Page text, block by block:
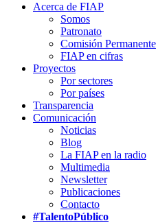
Acerca de FIAP
Somos
Patronato
Comisión Permanente
FIAP en cifras
Proyectos
Por sectores
Por países
Transparencia
Comunicación
Noticias
Blog
La FIAP en la radio
Multimedia
Newsletter
Publicaciones
Contacto
#TalentoPúblico